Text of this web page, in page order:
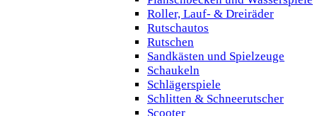
Roller, Lauf- & Dreiräder
Rutschautos
Rutschen
Sandkästen und Spielzeuge
Schaukeln
Schlägerspiele
Schlitten & Schneerutscher
Scooter